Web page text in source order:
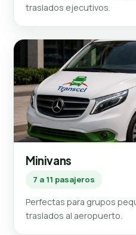
traslados ejecutivos.
Minivans
7 a 11 pasajeros
Perfectas para grupos
traslados al aeropuerto.